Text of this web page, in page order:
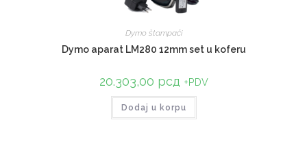
Dymo štampači
Dymo aparat LM280 12mm set u koferu
20.303,00 рсд +PDV
Dodaj u korpu